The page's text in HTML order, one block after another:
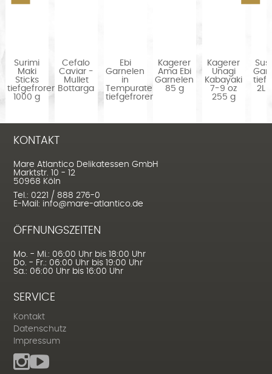
Surimi
Maki
Sticks
tiefgefroren
1000 g
Cefalo
Caviar -
Mullet
Bottarga
Ebi
Garnelen
in
Tempurateig,
tiefgefroren...
Kagerer
Ama Ebi
Garnelen
85 g
Kagerer
Unagi
Kabayaki
7-9 oz
255 g
2L
KONTAKT
Mare Atlantico Delikatessen GmbH
Marktstr. 10 - 12
50968 Köln
Tel.: 0221 / 888 276-0
E-Mail: info@mare-atlantico.de
ÖFFNUNGSZEITEN
Mo. - Mi.: 06:00 Uhr bis 18:00 Uhr
Do. - Fr.: 06:00 Uhr bis 19:00 Uhr
Sa.: 06:00 Uhr bis 16:00 Uhr
SERVICE
Kontakt
Datenschutz
Impressum